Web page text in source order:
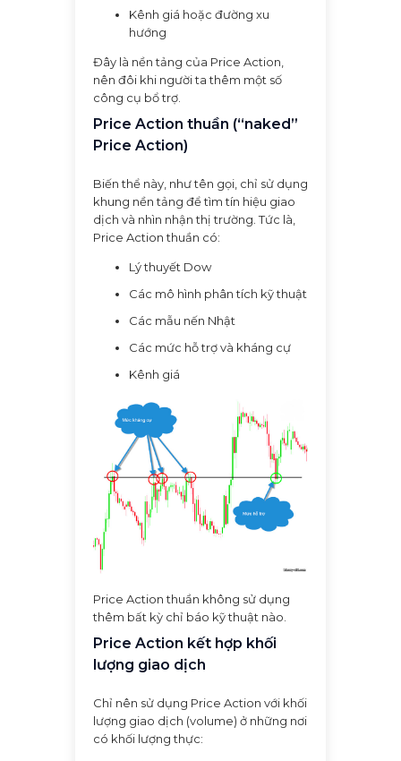
Kênh giá hoặc đường xu
hướng
Đây là nền tảng của Price Action,
nên đôi khi người ta thêm một số
công cụ bổ trợ.
Price Action thuần (“naked”
Price Action)
Biến thể này, như tên gọi, chỉ sử dụng
khung nền tảng để tìm tín hiệu giao
dịch và nhìn nhận thị trường. Tức là,
Price Action thuần có:
Lý thuyết Dow
Các mô hình phân tích kỹ thuật
Các mẫu nến Nhật
Các mức hỗ trợ và kháng cự
Kênh giá
Price Action thuần không sử dụng
thêm bất kỳ chỉ báo kỹ thuật nào.
Price Action kết hợp khối
lượng giao dịch
Chỉ nên sử dụng Price Action với khối
lượng giao dịch (volume) ở những nơi
có khối lượng thực: